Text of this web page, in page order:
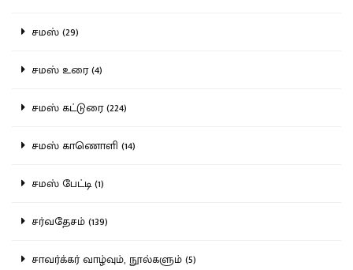
சமஸ் (29)
சமஸ் உரை (4)
சமஸ் கட்டுரை (224)
சமஸ் காணொளி (14)
சமஸ் பேட்டி (1)
சர்வதேசம் (139)
சாவர்க்கர் வாழ்வும், நூல்களும் (5)